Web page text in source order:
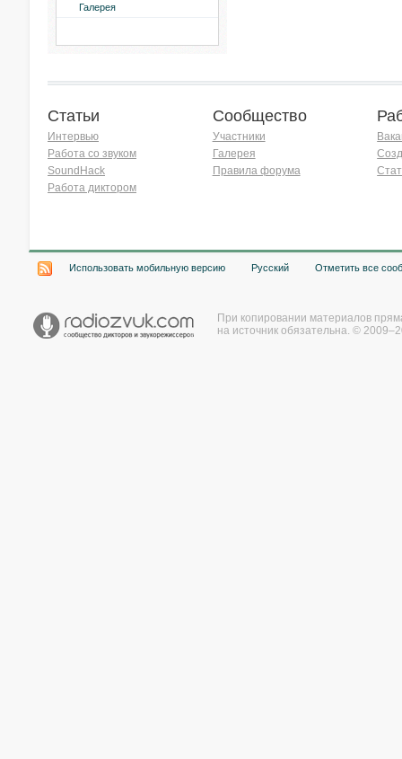
Галерея
Статьи
Интервью
Работа со звуком
SoundHack
Работа диктором
Сообщество
Участники
Галерея
Правила форума
Использовать мобильную версию Русский Отметить все
При копировании материалов
на источник обязательна. ©